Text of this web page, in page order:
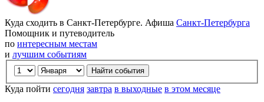
Куда сходить в Санкт-Петербурге. Афиша Санкт-Петербурга
Помощник и путеводитель
по интересным местам
и лучшим событиям
Куда пойти сегодня завтра в выходные в этом месяце